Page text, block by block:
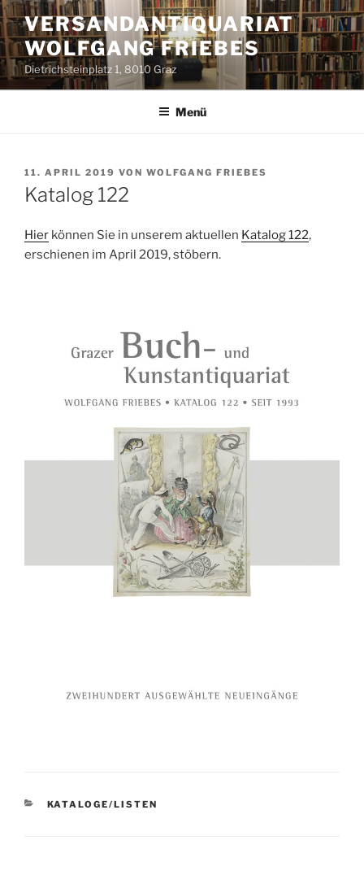
Zum
Inhalt
springen
VERSANDANTIQUARIAT
WOLFGANG FRIEBES
Dietrichsteinplatz 1, 8010 Graz
Menü
VERÖFFENTLICHT
AM
11. APRIL 2019 VON WOLFGANG FRIEBES
Katalog 122
Hier können Sie in unserem aktuellen Katalog 122,
erschienen im April 2019, stöbern.
KATEGORIEN
KATALOGE/LISTEN